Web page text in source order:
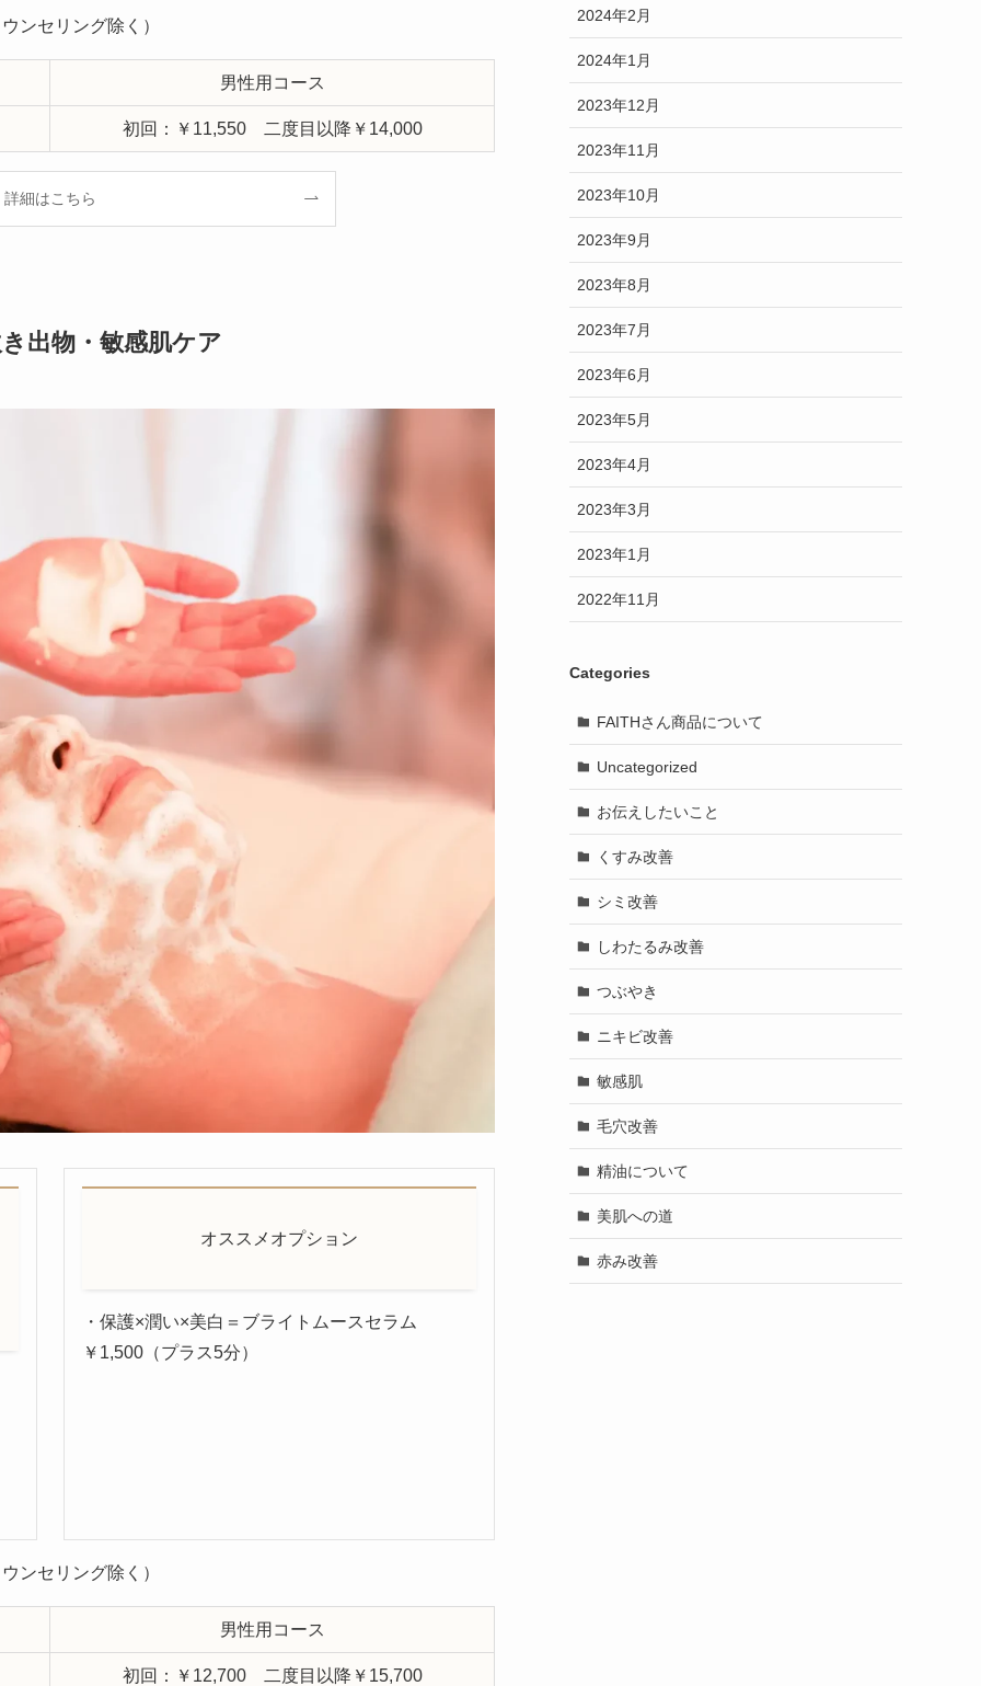
ンセリング除く）
男性用コース
初回：￥11,550 二度目以降￥14,000
詳細はこちら
出物・敏感肌ケア
オススメオプション
・保護×潤い×美白＝ブライトムースセラム
￥1,500（プラス5分）
ンセリング除く）
男性用コース
初回：￥12,700 二度目以降￥15,700
2024年2月
2024年1月
2023年12月
2023年11月
2023年10月
2023年9月
2023年8月
2023年7月
2023年6月
2023年5月
2023年4月
2023年3月
2023年1月
2022年11月
Categories
FAITHさん商品について
Uncategorized
お伝えしたいこと
くすみ改善
シミ改善
しわたるみ改善
つぶやき
ニキビ改善
敏感肌
毛穴改善
精油について
美肌への道
赤み改善